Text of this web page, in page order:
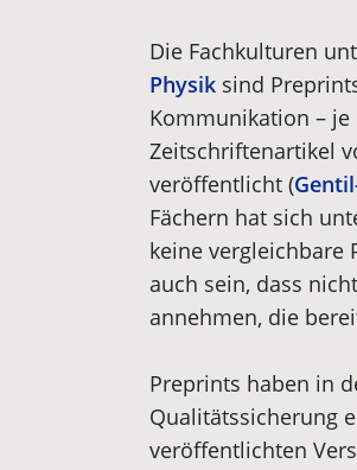
Die Fachkulturen
Physik sind
Kommunikation –
Zeitschriftenartikel
veröffentlicht (
Fächern hat sich
keine vergleichbare
auch sein, dass
annehmen, die
Preprints haben in
Qualitätssicherung
veröffentlichten